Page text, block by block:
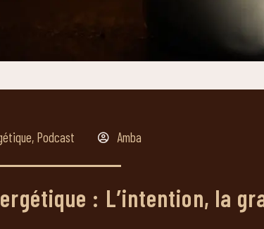
, Podcast Amba
: L’intention, la